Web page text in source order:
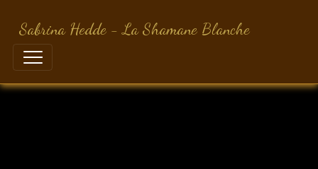
Sabrina Hedde - La Shamane Blanche